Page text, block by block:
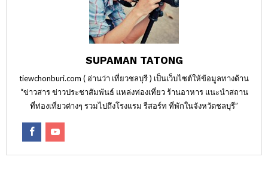
SUPAMAN TATONG
tiewchonburi.com ( อ่านว่า เที่ยวชลบุรี ) เป็นเว็บไซต์ให้ข้อมูลทางด้าน
“ข่าวสาร ข่าวประชาสัมพันธ์ แหล่งท่องเที่ยว ร้านอาหาร แนะนำสถาน
ที่ท่องเที่ยวต่างๆ รวมไปถึงโรงแรม รีสอร์ท ที่พักในจังหวัดชลบุรี”